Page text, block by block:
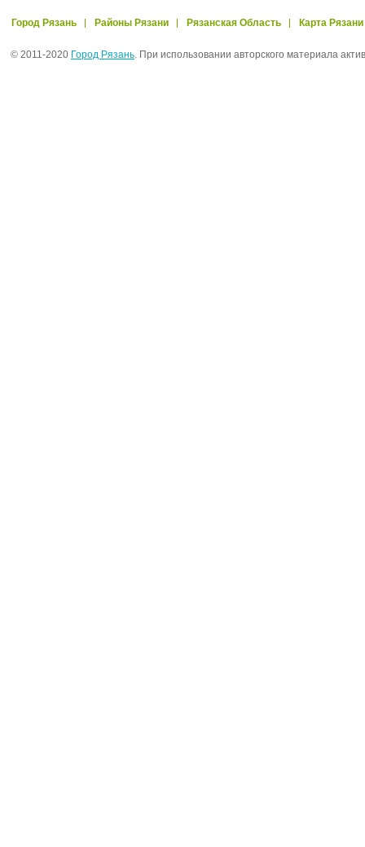
Город Рязань Районы Рязани Рязанская Область Карта Рязани
© 2011-2020 Город Рязань. При использовании авторского материала